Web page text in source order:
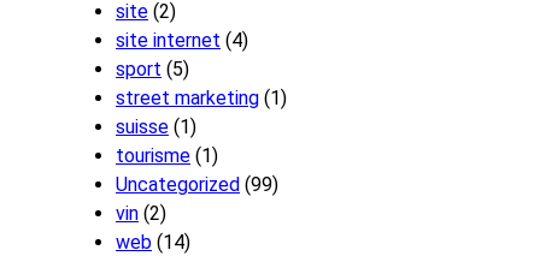
site (2)
site internet (4)
sport (5)
street marketing (1)
suisse (1)
tourisme (1)
Uncategorized (99)
vin (2)
web (14)